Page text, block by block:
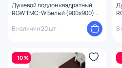
Душевой поддон квадратный
RGW TMC-W Белый (900x900)
В наличии 20 шт.
В
- 10 % -